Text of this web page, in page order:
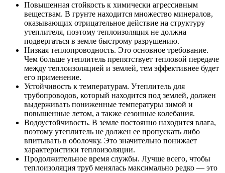
Повышенная стойкость к химически агрессивным
веществам. В грунте находится множество минералов,
оказывающих отрицательное действие на структуру
утеплителя, поэтому теплоизоляция не должна
подвергаться в земле быстрому разрушению.
Низкая теплопроводность. Это основное требование.
Чем больше утеплитель препятствует тепловой передаче
между теплоизоляцией и землей, тем эффективнее будет
его применение.
Устойчивость к температурам. Утеплитель для
трубопроводов, который находится под землей, должен
выдерживать пониженные температуры зимой и
повышенные летом, а также сезонные колебания.
Водоустойчивость. В земле постоянно находится влага,
поэтому утеплитель не должен ее пропускать либо
впитывать в оболочку. Это значительно понижает
характеристики теплоизоляции.
Продолжительное время службы. Лучше всего, чтобы
теплоизоляция труб менялась максимально редко — это